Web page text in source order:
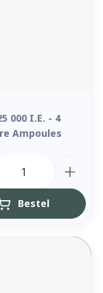
000 I.E. - 4
Ampoules
Bestel